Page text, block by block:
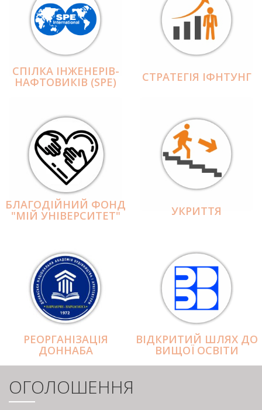
СПІЛКА ІНЖЕНЕРІВ-
НАФТОВИКІВ (SPE) СТРАТЕГІЯ ІФНТУНГ
БЛАГОДІЙНИЙ ФОНД
"МІЙ УНІВЕРСИТЕТ" УКРИТТЯ
РЕОРГАНІЗАЦІЯ
ДОННАБА
ВІДКРИТИЙ ШЛЯХ ДО
ВИЩОЇ ОСВІТИ
ОГОЛОШЕННЯ